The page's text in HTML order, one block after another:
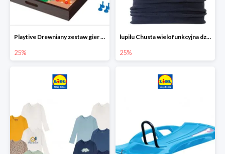
Playtive Drewniany zestaw gier 10 w 1
25%
lupilu Chusta wielofunkcyjna dziecięca
25%